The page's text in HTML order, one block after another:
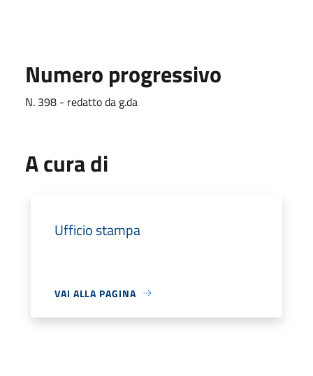
Numero progressivo
N. 398 - redatto da g.da
A cura di
Ufficio stampa
VAI ALLA PAGINA